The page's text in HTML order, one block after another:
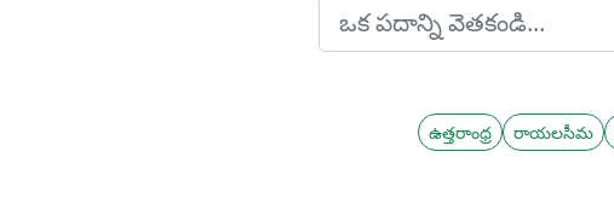
ఉత్తరాంధ్ర రాయలసీమ